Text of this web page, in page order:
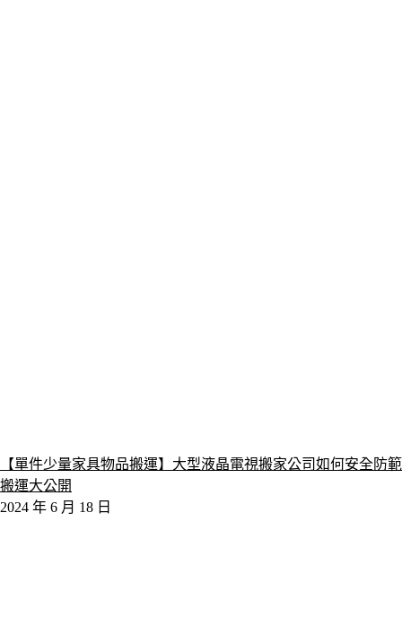
【單件少量家具物品搬運】大型液晶電視搬家公司如何安全防範
搬運大公開
2024 年 6 月 18 日